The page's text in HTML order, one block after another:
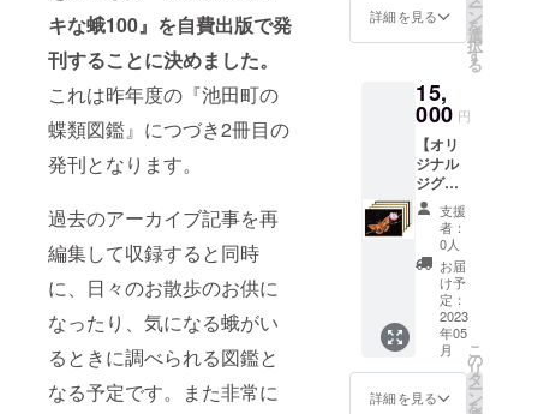
キな蛾100』を自費出版で発
刊することに決めました。
これは昨年度の『池田町の
蝶類図鑑』につづき2冊目の
発刊となります。
過去のアーカイブ記事を再
編集して収録すると同時
に、日々のお散歩のお供に
なったり、気になる蛾がい
るときに調べられる図鑑と
なる予定です。また非常に
す。
フリーペー
パー『いけ
だいろ』の
発行です。
(創刊号は
2015年6月)
メイプルツ
リーは応援
してくださ
るサポー
ターの方々
な蛾
100』1
の写真
をつ
かった
オリジ
ナル卓
上カレ
ンダー
※サイズ
は155
x180
mmで
す。 ※
画像は
イメー
ジです
※ご支援
いただ
いた方
『長野
県のス
テキな
蛾100』
1冊を郵
送させ
ていた
だくプ
ランで
す。 こ
れを着
て街に
出かけ
れば蛾
の魅力
をア
ピール
できる
こと間
違いな
しで
詳細を見る ー
ン
を
選
択
す
る
15,
000 円
【オリ
ジナル
ジグ
ソーパ
ズルプ
ラン】
写真家
でもあ
る筆者
の写真
を使っ
たオリ
ジナル
な蛾の
支援
者：
0人
お届
け予
定：
2023
年05
月
詳細を見る
こ
の
リ
タ
ー
ン
を